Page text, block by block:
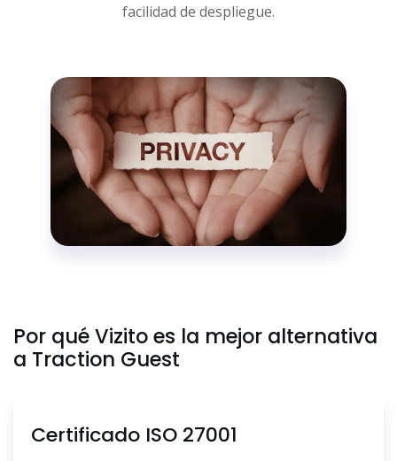
facilidad de despliegue.
Por qué Vizito es la mejor alternativa
a Traction Guest
Certificado ISO 27001